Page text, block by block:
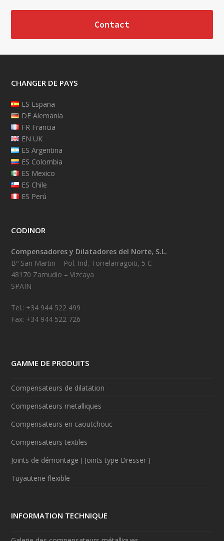
Contact
CHANGER DE PAYS
ES España
DE Alemania
FR Francia
EN UK
ES Argentina
ES Colombia
ES Mexico
ES Chile
ES Perú
CODINOR
Compensadores y Dilatadores del Norte, S.L.
Bº San Martin – Pol. Ind. Torrelarragoiti, 5 C
48170 Zamudio – Vizcaya
SPAIN
Tel.: +34 944 522 499
Fax: +34 944 522 726
GAMME DE PRODUITS
Compensateurs de dilatation
Compensateurs metalliques
Compensateurs en caoutchouc
Compensateurs textiles
Joints de démontage ( Joints type Dresser )
Tuyauterie flexible
INFORMATION TECHNIQUE